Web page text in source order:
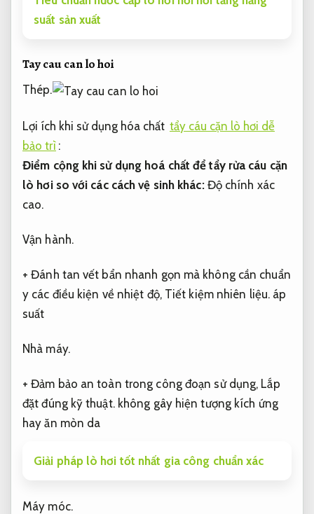
suất sản xuất
Tay cau can lo hoi
Thép.
Lợi ích khi sử dụng hóa chất tẩy cáu cặn lò hơi dễ
bảo trì :
Điểm cộng khi sử dụng hoá chất để tẩy rửa cáu cặn
lò hơi so với các cách vệ sinh khác: Độ chính xác
cao.
Vận hành.
+ Đánh tan vết bẩn nhanh gọn mà không cần chuẩn
y các điều kiện về nhiệt độ, Tiết kiệm nhiên liệu. áp
suất
Nhà máy.
+ Đảm bảo an toàn trong công đoạn sử dụng, Lắp
đặt đúng kỹ thuật.không gây hiện tượng kích ứng
hay ăn mòn da
Giải pháp lò hơi tốt nhất gia công chuẩn xác
Máy móc.